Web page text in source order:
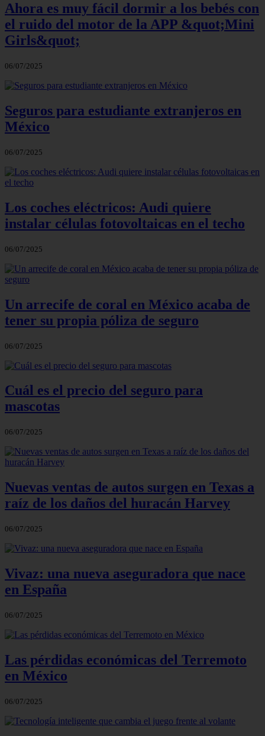
Ahora es muy fácil dormir a los bebés con
el ruido del motor de la APP &quot;Mini
Girls&quot;
06/07/2025
Seguros para estudiante extranjeros en
México
06/07/2025
Los coches eléctricos: Audi quiere
instalar células fotovoltaicas en el techo
06/07/2025
Un arrecife de coral en México acaba de
tener su propia póliza de seguro
06/07/2025
Cuál es el precio del seguro para
mascotas
06/07/2025
Nuevas ventas de autos surgen en Texas a
raíz de los daños del huracán Harvey
06/07/2025
Vivaz: una nueva aseguradora que nace
en España
06/07/2025
Las pérdidas económicas del Terremoto
en México
06/07/2025